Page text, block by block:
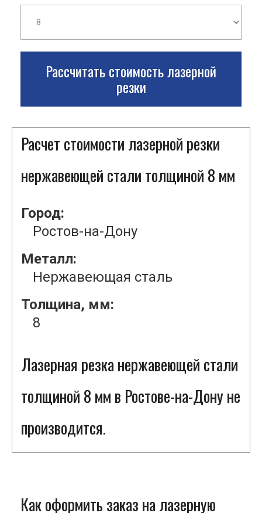
Рассчитать стоимость лазерной
резки
Расчет стоимости лазерной резки
нержавеющей стали толщиной 8 мм
Город:
Ростов-на-Дону
Металл:
Нержавеющая сталь
Толщина, мм:
8
Лазерная резка нержавеющей стали
толщиной 8 мм в Ростове-на-Дону не
производится.
Как оформить заказ на лазерную